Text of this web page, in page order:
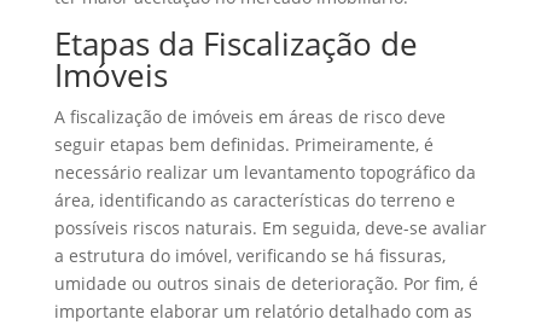
Etapas da Fiscalização de
Imóveis
A fiscalização de imóveis em áreas de risco deve
seguir etapas bem definidas. Primeiramente, é
necessário realizar um levantamento topográfico da
área, identificando as características do terreno e
possíveis riscos naturais. Em seguida, deve-se avaliar
a estrutura do imóvel, verificando se há fissuras,
umidade ou outros sinais de deterioração. Por fim, é
importante elaborar um relatório detalhado com as